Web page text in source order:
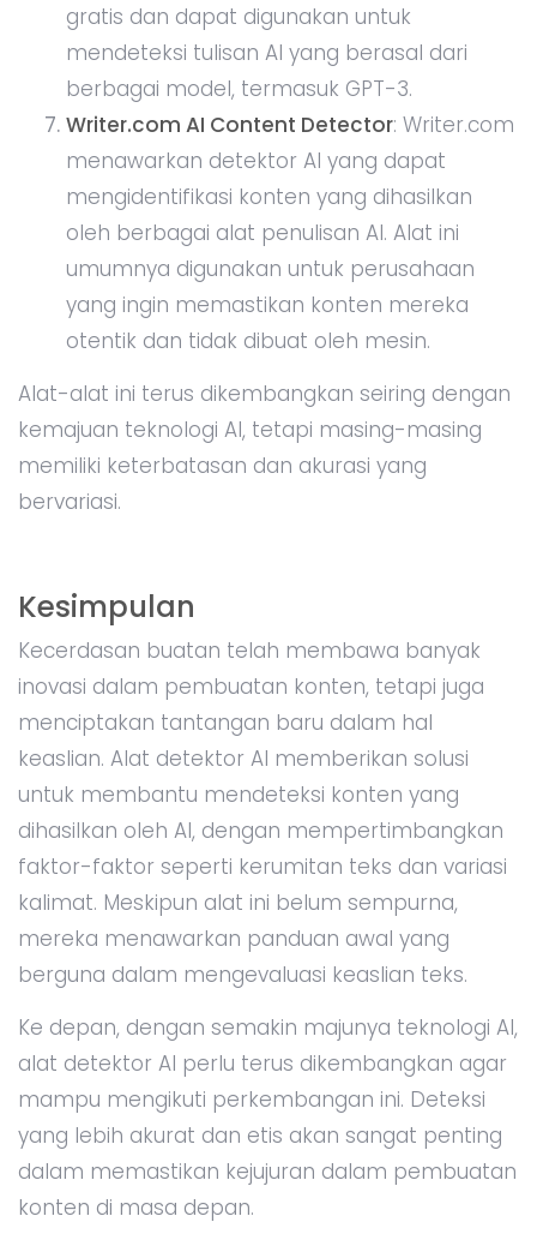
gratis dan dapat digunakan untuk
mendeteksi tulisan AI yang berasal dari
berbagai model, termasuk GPT-3.
Writer.com AI Content Detector: Writer.com
menawarkan detektor AI yang dapat
mengidentifikasi konten yang dihasilkan
oleh berbagai alat penulisan AI. Alat ini
umumnya digunakan untuk perusahaan
yang ingin memastikan konten mereka
otentik dan tidak dibuat oleh mesin.
Alat-alat ini terus dikembangkan seiring dengan
kemajuan teknologi AI, tetapi masing-masing
memiliki keterbatasan dan akurasi yang
bervariasi.
Kesimpulan
Kecerdasan buatan telah membawa banyak
inovasi dalam pembuatan konten, tetapi juga
menciptakan tantangan baru dalam hal
keaslian. Alat detektor AI memberikan solusi
untuk membantu mendeteksi konten yang
dihasilkan oleh AI, dengan mempertimbangkan
faktor-faktor seperti kerumitan teks dan variasi
kalimat. Meskipun alat ini belum sempurna,
mereka menawarkan panduan awal yang
berguna dalam mengevaluasi keaslian teks.
Ke depan, dengan semakin majunya teknologi AI,
alat detektor AI perlu terus dikembangkan agar
mampu mengikuti perkembangan ini. Deteksi
yang lebih akurat dan etis akan sangat penting
dalam memastikan kejujuran dalam pembuatan
konten di masa depan.